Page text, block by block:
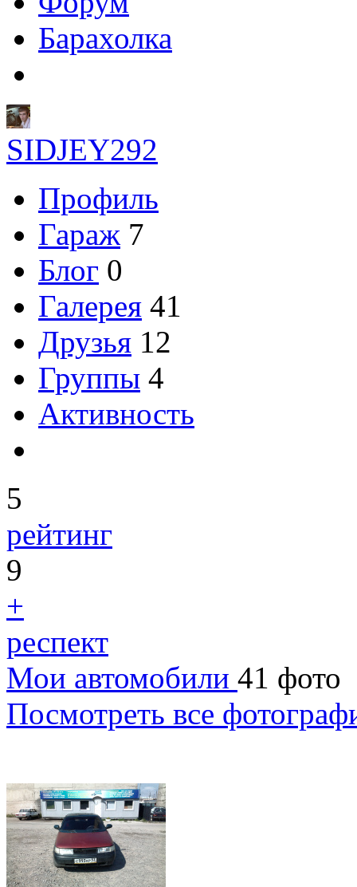
Барахолка
SIDJEY292
Профиль
Гараж 7
Блог 0
Галерея 41
Друзья 12
Группы 4
Активность
5
рейтинг
9
+
респект
Мои автомобили 41 фото
Посмотреть все